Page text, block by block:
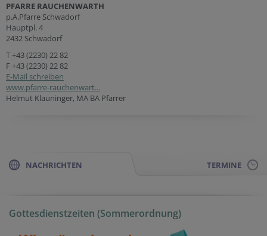
PFARRE RAUCHENWARTH
p.A.Pfarre Schwadorf
Hauptpl. 4
2432 Schwadorf
T+43 (2230) 22 82
F +43 (2230) 22 82
E-Mail schreiben
www.pfarre-rauchenwart...
Helmut Klauninger, MA BA Pfarrer
NACHRICHTEN TERMINE
Gottesdienstzeiten (Sommerordnung)